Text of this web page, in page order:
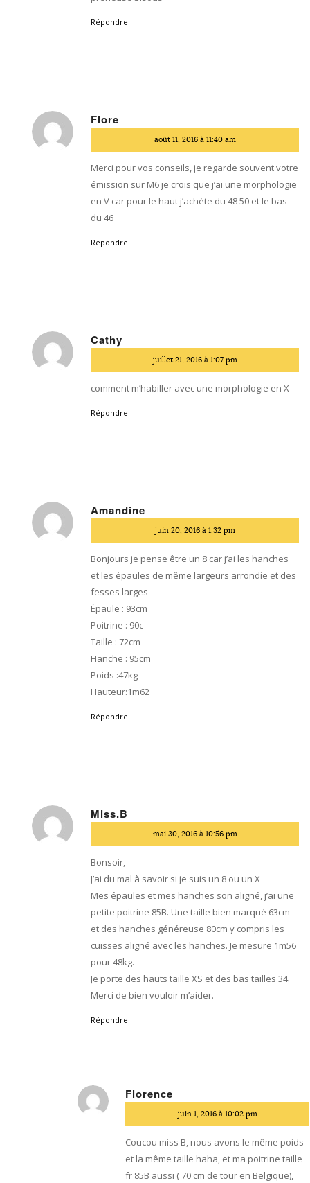
Répondre
Flore
:
août 11, 2016 à 11:40 am
Merci pour vos conseils, je regarde souvent votre
émission sur M6 je crois que j’ai une morphologie
en V car pour le haut j’achète du 48 50 et le bas
du 46
Répondre
Cathy
:
juillet 21, 2016 à 1:07 pm
comment m’habiller avec une morphologie en X
Répondre
Amandine
:
juin 20, 2016 à 1:32 pm
Bonjours je pense être un 8 car j’ai les hanches
et les épaules de même largeurs arrondie et des
fesses larges
Épaule : 93cm
Poitrine : 90c
Taille : 72cm
Hanche : 95cm
Poids :47kg
Hauteur:1m62
Répondre
Miss.B
:
mai 30, 2016 à 10:56 pm
Bonsoir,
J’ai du mal à savoir si je suis un 8 ou un X
Mes épaules et mes hanches son aligné, j’ai une
petite poitrine 85B. Une taille bien marqué 63cm
et des hanches généreuse 80cm y compris les
cuisses aligné avec les hanches. Je mesure 1m56
pour 48kg.
Je porte des hauts taille XS et des bas tailles 34.
Merci de bien vouloir m’aider.
Répondre
Florence
juin 1, 2016 à 10:02 pm
Coucou miss B, nous avons le même poids
et la même taille haha, et ma poitrine taille
fr 85B aussi ( 70 cm de tour en Belgique),